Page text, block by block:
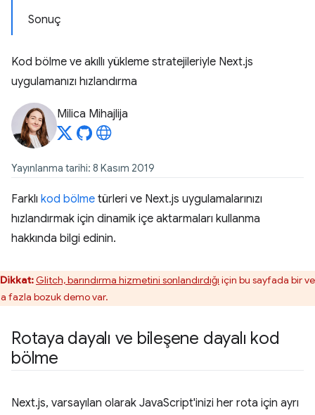
Sonuç
Kod bölme ve akıllı yükleme stratejileriyle Next.js
uygulamanızı hızlandırma
Milica Mihajlija
Yayınlanma tarihi: 8 Kasım 2019
Farklı kod bölme türleri ve Next.js uygulamalarınızı
hızlandırmak için dinamik içe aktarmaları kullanma
hakkında bilgi edinin.
Dikkat:Glitch, barındırma hizmetini sonlandırdığı için bu sayfada bir
fazla bozuk demo var.
Rotaya dayalı ve bileşene dayalı kod
bölme
Next.js, varsayılan olarak JavaScript'inizi her rota için ayrı